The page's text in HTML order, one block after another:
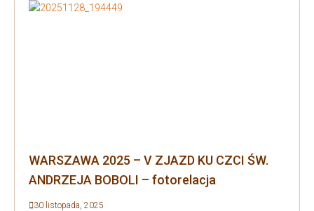
WARSZAWA 2025 – V ZJAZD KU CZCI ŚW.
ANDRZEJA BOBOLI – fotorelacja
30 listopada, 2025